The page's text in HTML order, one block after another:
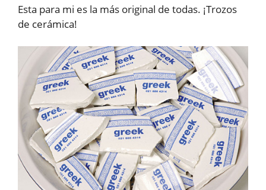
Esta para mi es la más original de todas. ¡Trozos
de cerámica!